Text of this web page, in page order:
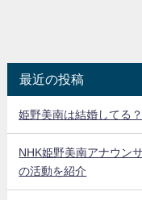
最近の投稿
姫野美南は結婚してる
NHK姫野美南アナウン
の活動を紹介